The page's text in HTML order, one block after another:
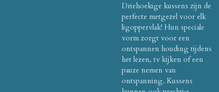
Driehoekige kussens zijn de
perfecte metgezel voor elk
ligoppervlak! Hun speciale
vorm zorgt voor een
ontspannen houding tijdens
het lezen, tv kijken of een
pauze nemen van
ontspanning. Kussens